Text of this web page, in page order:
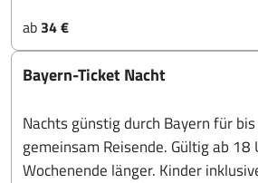
ab 34 €
Bayern-Ticket Nacht
Nachts günstig durch Bayern für
gemeinsam Reisende. Gültig ab 18
Wochenende länger. Kinder